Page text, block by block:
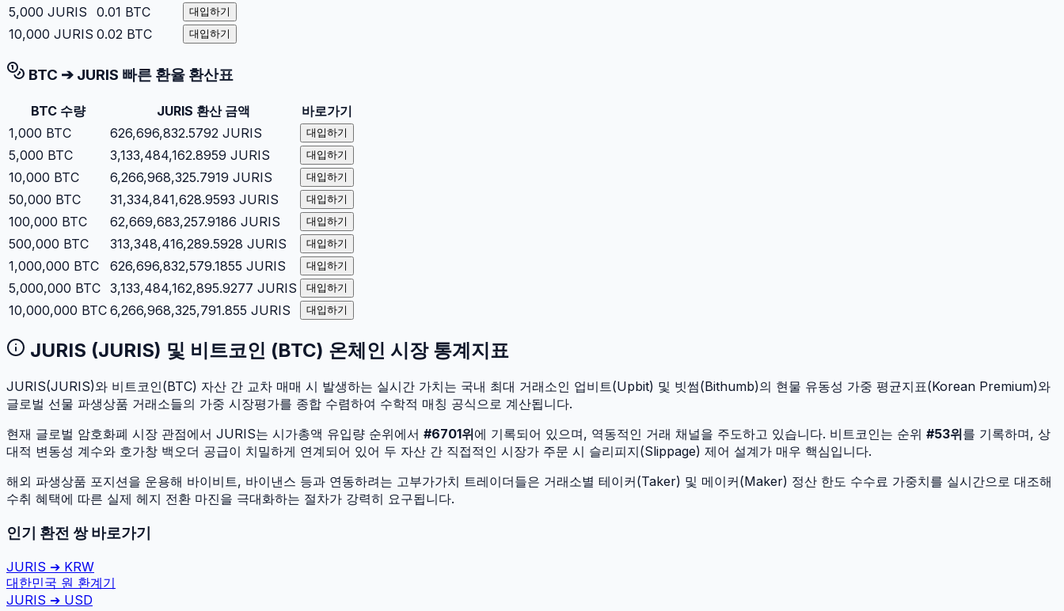
5,000 JURIS 0.01 BTC 대입하기
10,000 JURIS 0.02 BTC 대입하기
BTC ➔ JURIS 빠른 환율 환산표
BTC수량 JURIS 환산 금액
바로가기
1,000 BTC 626,696,832.5792 JURIS 대입하기
5,000 BTC 3,133,484,162.8959 JURIS 대입하기
10,000 BTC 6,266,968,325.7919 JURIS 대입하기
50,000 BTC 31,334,841,628.9593 JURIS 대입하기
100,000 BTC 62,669,683,257.9186 JURIS 대입하기
500,000 BTC 313,348,416,289.5928 JURIS 대입하기
1,000,000 BTC 626,696,832,579.1855 JURIS 대입하기
5,000,000 BTC 3,133,484,162,895.9277 JURIS 대입하기
10,000,000 BTC 6,266,968,325,791.855 JURIS 대입하기
JURIS (JURIS) 및 비트코인 (BTC) 온체인 시장 통계지표
JURIS(JURIS)와 비트코인(BTC) 자산 간 교차 매매 시 발생하는 실시간 가치는 국내 최대 거래소인 업비트(Upbit) 및 빗썸(Bithumb)의 현물 유동성 가중 평균지표(Korean Premium)와
글로벌 선물 파생상품 거래소들의 가중 시장평가를 종합 수렴하여 수학적 매칭 공식으로 계산됩니다.
현재 글로벌 암호화폐 시장 관점에서 JURIS는 시가총액 유입량 순위에서 #6701위에 기록되어 있으며, 역동적인 거래 채널을 주도하고 있습니다. 비트코인는 순위 #53위를 기록하며, 상
대적 변동성 계수와 호가창 백오더 공급이 치밀하게 연계되어 있어 두 자산 간 직접적인 시장가 주문 시 슬리피지(Slippage) 제어 설계가 매우 핵심입니다.
해외 파생상품 포지션을 운용해 바이비트, 바이낸스 등과 연동하려는 고부가가치 트레이더들은 거래소별 테이커(Taker) 및 메이커(Maker) 정산 한도 수수료 가중치를 실시간으로 대조해
수취 혜택에 따른 실제 헤지 전환 마진을 극대화하는 절차가 강력히 요구됩니다.
인기 환전 쌍 바로가기
JURIS ➔ KRW
대한민국 원 환계기
JURIS ➔ USD